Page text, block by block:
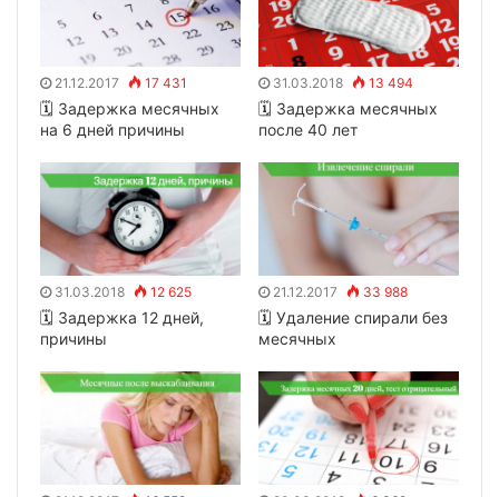
21.12.2017 17 431
🗓 Задержка месячных
на 6 дней причины
31.03.2018 13 494
🗓 Задержка месячных
после 40 лет
31.03.2018 12 625
🗓 Задержка 12 дней,
причины
21.12.2017 33 988
🗓 Удаление спирали без
месячных